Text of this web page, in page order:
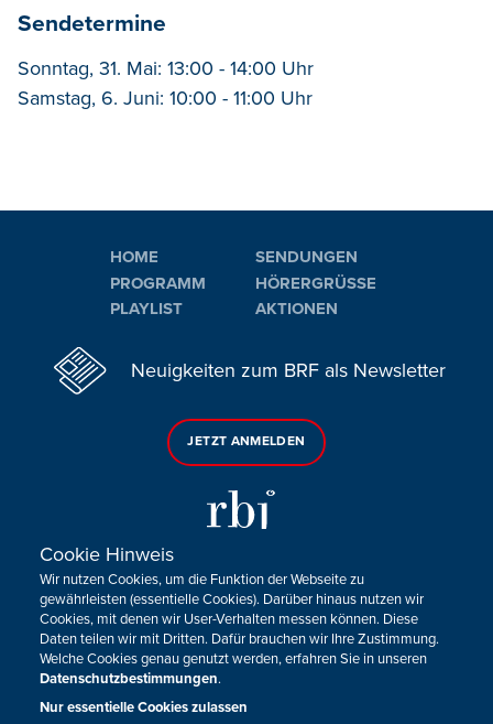
Sendetermine
Sonntag, 31. Mai: 13:00 - 14:00 Uhr
Samstag, 6. Juni: 10:00 - 11:00 Uhr
HOME
PROGRAMM
PLAYLIST
SENDUNGEN
HÖRERGRÜSSE
AKTIONEN
Neuigkeiten zum BRF als Newsletter
JETZT ANMELDEN
Sie haben noch Fragen oder Anmerkungen?
KONTAKTIEREN SIE UNS!
Impressum Datenschutz
Cookie-Zustimmung anpassen
Cookie Hinweis
Wir nutzen Cookies, um die Funktion der Webseite zu
gewährleisten (essentielle Cookies). Darüber hinaus nutzen wir
Cookies, mit denen wir User-Verhalten messen können. Diese
Daten teilen wir mit Dritten. Dafür brauchen wir Ihre Zustimmung.
Welche Cookies genau genutzt werden, erfahren Sie in unseren
Datenschutzbestimmungen.
Nur essentielle Cookies zulassen